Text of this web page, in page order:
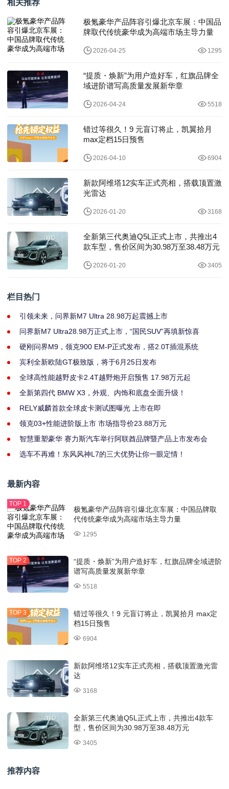
相关推荐
极氪豪华产品阵容引爆北京车展：中国品
牌取代传统豪华成为高端市场主导力量
2026-04-25 1295
“提质・焕新”为用户造好车，红旗品牌全
域进阶谱写高质量发展新华章
2026-04-24 5518
错过等很久！9 元盲订将止，凯翼拾月
max定档15日预售
2026-04-10 6904
新款阿维塔12实车正式亮相，搭载顶置激
光雷达
2026-01-20 3168
全新第三代奥迪Q5L正式上市，共推出4
款车型，售价区间为30.98万至38.48万元
2026-01-20 3405
栏目热门
引领未来，问界新M7 Ultra 28.98万起震撼上市
问界新M7 Ultra28.98万正式上市，“国民SUV”再填新惊喜
硬刚问界M9，领克900 EM-P正式发布，搭2.0T插混系统
宾利全新欧陆GT极致版，将于6月25日发布
全球高性能越野皮卡2.4T越野炮开启预售 17.98万元起
全新第四代 BMW X3，外观、内饰和底盘全面升级！
RELY威麟首款全球皮卡测试图曝光 上市在即
领克03+性能进阶版上市 市场指导价23.88万元
智慧重塑豪华 赛力斯汽车举行阿联酋品牌暨产品上市发布会
选车不再难！东风风神L7的三大优势让你一眼定情！
最新内容
极氪豪华产品阵容引爆北京车展：中国品牌取
代传统豪华成为高端市场主导力量
1295
“提质・焕新”为用户造好车，红旗品牌全域进阶
谱写高质量发展新华章
5518
错过等很久！9 元盲订将止，凯翼拾月 max定
档15日预售
6904
新款阿维塔12实车正式亮相，搭载顶置激光雷
达
3168
全新第三代奥迪Q5L正式上市，共推出4款车
型，售价区间为30.98万至38.48万元
3405
推荐内容